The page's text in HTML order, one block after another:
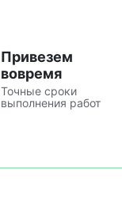
Привезем
вовремя
Точные сроки
выполнения работ